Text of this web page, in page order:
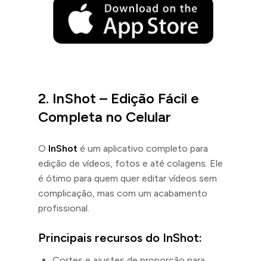
2. InShot – Edição Fácil e
Completa no Celular
O InShot é um aplicativo completo para
edição de vídeos, fotos e até colagens. Ele
é ótimo para quem quer editar vídeos sem
complicação, mas com um acabamento
profissional.
Principais recursos do InShot: